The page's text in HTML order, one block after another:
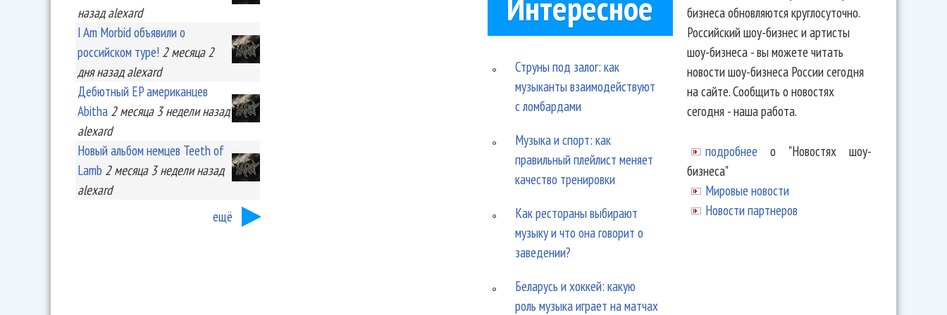
назад alexard
I Am Morbid объявили о
российском туре! 2 месяца 2
дняназад alexard
Дебютный EP американцев
Abitha 2 месяца 3 неделиназад
alexard
Новый альбом немцев Teeth of
Lamb 2 месяца 3 неделиназад
alexard
ещё
Струны под залог: как
музыканты взаимодействуют
с ломбардами
Музыка и спорт: как
правильный плейлист меняет
качество тренировки
Как рестораны выбирают
музыку и что она говорит о
заведении?
Беларусь и хоккей: какую
роль музыка играет на матчах
бизнеса обновляются круглосуточно.
Российский шоу-бизнес и артисты
шоу-бизнеса - вы можете читать
новости шоу-бизнеса России сегодня
на сайте. Сообщить о новостях
сегодня - наша работа.
подробнее о "Новостях шоу-
бизнеса"
Мировые новости
Новости партнеров